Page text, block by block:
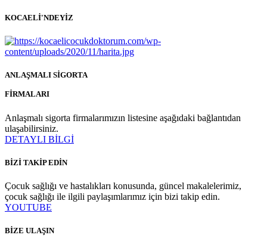
KOCAELİ'NDEYİZ
ANLAŞMALI SİGORTA
FİRMALARI
Anlaşmalı sigorta firmalarımızın listesine aşağıdaki bağlantıdan
ulaşabilirsiniz.
DETAYLI BİLGİ
BİZİ TAKİP EDİN
Çocuk sağlığı ve hastalıkları konusunda, güncel makalelerimiz,
çocuk sağlığı ile ilgili paylaşımlarımız için bizi takip edin.
YOUTUBE
BİZE ULAŞIN